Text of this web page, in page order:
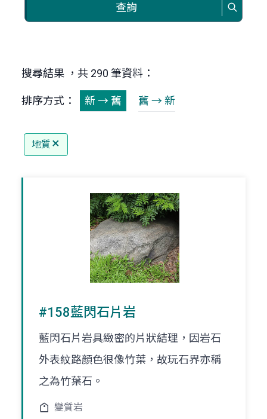
查詢
搜尋結果 ，共 290 筆資料：
排序方式： 新 → 舊 舊 → 新
地質
#158藍閃石片岩
藍閃石片岩具緻密的片狀結理，因岩石
外表紋路顏色很像竹葉，故玩石界亦稱
之為竹葉石。
變質岩